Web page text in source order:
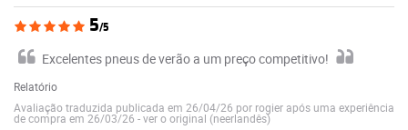
5/5
Excelentes pneus de verão a um preço competitivo!
Relatório
Avaliação traduzida publicada em 26/04/26 por rogier após uma experiência
de compra em 26/03/26 -ver o original (neerlandês)